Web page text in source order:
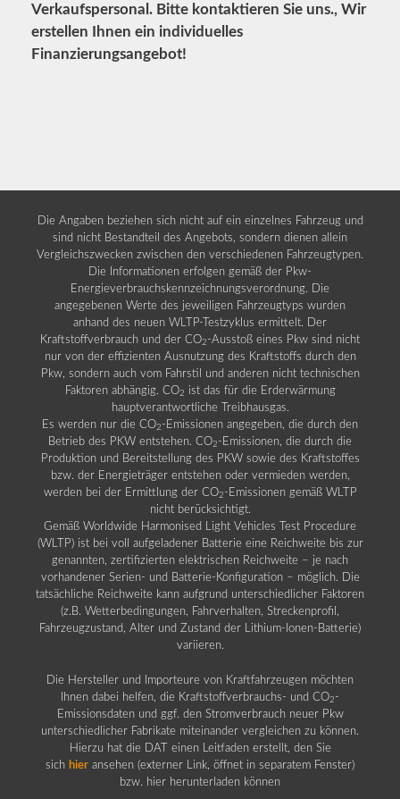
Verkaufspersonal. Bitte kontaktieren Sie uns., Wir
erstellen Ihnen ein individuelles
Finanzierungsangebot!
Die Angaben beziehen sich nicht auf ein einzelnes Fahrzeug und
sind nicht Bestandteil des Angebots, sondern dienen allein
Vergleichszwecken zwischen den verschiedenen Fahrzeugtypen.
Die Informationen erfolgen gemäß der Pkw-
Energieverbrauchskennzeichnungsverordnung. Die
angegebenen Werte des jeweiligen Fahrzeugtyps wurden
anhand des neuen WLTP-Testzyklus ermittelt. Der
Kraftstoffverbrauch und der CO2 -Ausstoß eines Pkw sind nicht
nur von der effizienten Ausnutzung des Kraftstoffs durch den
Pkw, sondern auch vom Fahrstil und anderen nicht technischen
Faktoren abhängig. CO2 ist das für die Erderwärmung
hauptverantwortliche Treibhausgas.
Es werden nur die CO2 -Emissionen angegeben, die durch den
Betrieb des PKW entstehen. CO2 -Emissionen, die durch die
Produktion und Bereitstellung des PKW sowie des Kraftstoffes
bzw. der Energieträger entstehen oder vermieden werden,
werden bei der Ermittlung der CO2 -Emissionen gemäß WLTP
nicht berücksichtigt.
Gemäß Worldwide Harmonised Light Vehicles Test Procedure
(WLTP) ist bei voll aufgeladener Batterie eine Reichweite bis zur
genannten, zertifizierten elektrischen Reichweite – je nach
vorhandener Serien- und Batterie-Konfiguration – möglich. Die
tatsächliche Reichweite kann aufgrund unterschiedlicher Faktoren
(z.B. Wetterbedingungen, Fahrverhalten, Streckenprofil,
Fahrzeugzustand, Alter und Zustand der Lithium-Ionen-Batterie)
variieren.
Die Hersteller und Importeure von Kraftfahrzeugen möchten
Ihnen dabei helfen, die Kraftstoffverbrauchs- und CO2 -
Emissionsdaten und ggf. den Stromverbrauch neuer Pkw
unterschiedlicher Fabrikate miteinander vergleichen zu können.
Hierzu hat die DAT einen Leitfaden erstellt, den Sie
sich hier ansehen (externer Link, öffnet in separatem Fenster)
bzw. hier herunterladen können